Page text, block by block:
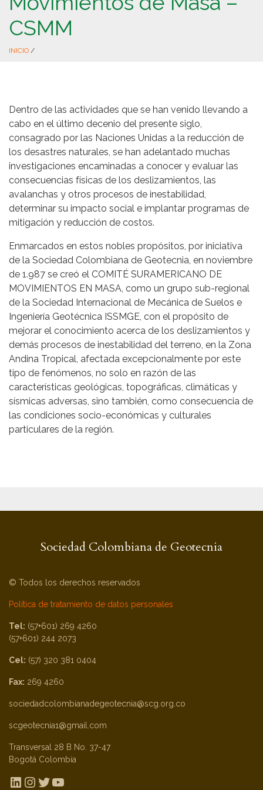
CSMM
INICIO /
Dentro de las actividades que se han venido llevando a
cabo en el último decenio del presente siglo,
consagrado por las Naciones Unidas a la reducción de
los desastres naturales, se han adelantado muchas
investigaciones encaminadas a conocer y evaluar las
consecuencias físicas de los deslizamientos, las
avalanchas y otros procesos de inestabilidad,
determinar su impacto social e implantar programas de
mitigación y reducción de costos.
Enmarcados en estos nobles propósitos, por iniciativa
de la Sociedad Colombiana de Geotecnia, en noviembre
de 1.987 se creó el COMITÉ SURAMERICANO DE
MOVIMIENTOS EN MASA, como un grupo sub-regional
de la Sociedad Internacional de Mecánica de Suelos e
Ingeniería Geotécnica ISSMGE, con el propósito de
mejorar el conocimiento acerca de los deslizamientos y
demás procesos de inestabilidad del terreno, en la Zona
Andina Tropical, afectada excepcionalmente por este
tipo de fenómenos, no solo en razón de las
características geológicas, topográficas, climáticas y
sísmicas adversas, sino también, como consecuencia de
las condiciones socio-económicas y culturales
particulares de la región.
Sociedad Colombiana de Geotecnia
© Todos los derechos reservados
Política de tratamiento de datos personales
Tel: (57+601) 269 4260
(57+601) 244 2073
Cel: (57) 320 381 0404
Fax: 269 4260
sociedadcolombianadegeotecnia@scg.org.co
scgeotecnia1@gmail.com
Transversal 28 B No. 37-47
Bogotá Colombia
LinkedIn
Instagram
Twitter
YouTube